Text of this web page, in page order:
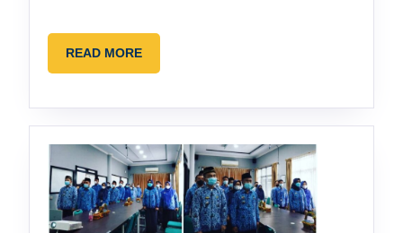
READ MOREREAD
MORE